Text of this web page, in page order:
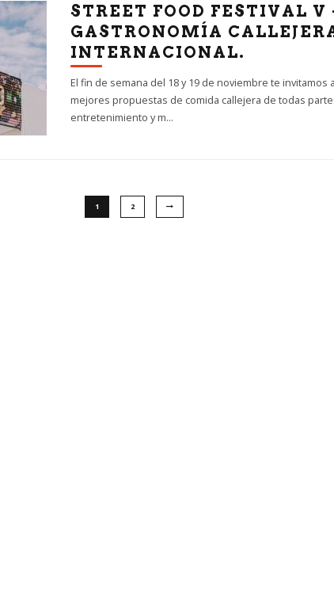
STREET FOOD FESTIVAL V
GASTRONOMÍA
INTERNACIONAL.
El fin de semana del 18 y 19 de noviembre te invitamos
mejores propuestas de comida callejera de todas
entretenimiento y m...
1 2